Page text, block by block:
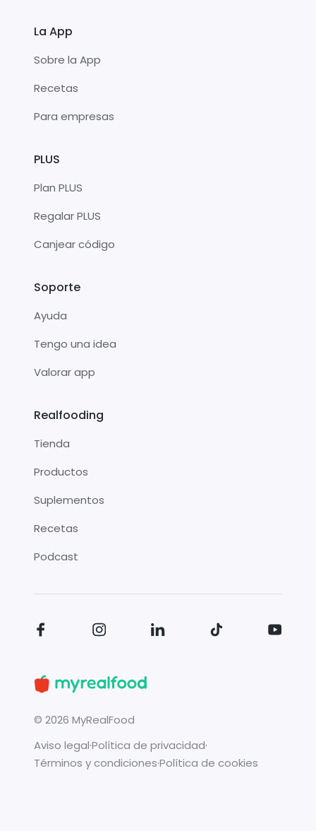
La App
Sobre la App
Recetas
Para empresas
PLUS
Plan PLUS
Regalar PLUS
Canjear código
Soporte
Ayuda
Tengo una idea
Valorar app
Realfooding
Tienda
Productos
Suplementos
Recetas
Podcast
© 2026 MyRealFood
Aviso legal·Política de privacidad·
Términos y condiciones·Política de cookies